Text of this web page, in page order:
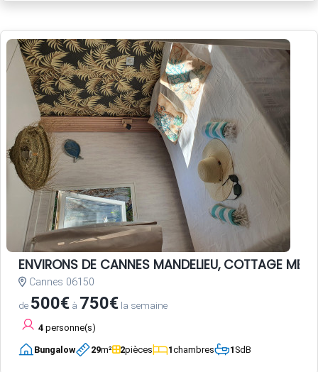
ENVIRONS DE CANNES MANDELIEU, COTTAGE
Cannes 06150
de 500€ à 750€ la semaine
4 personne(s)
Bungalow 29m² 2pièces 1chambres 1SdB